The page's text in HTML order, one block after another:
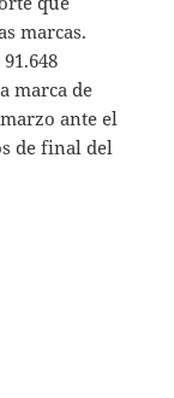
marcas.
marca de
ante el
de final del